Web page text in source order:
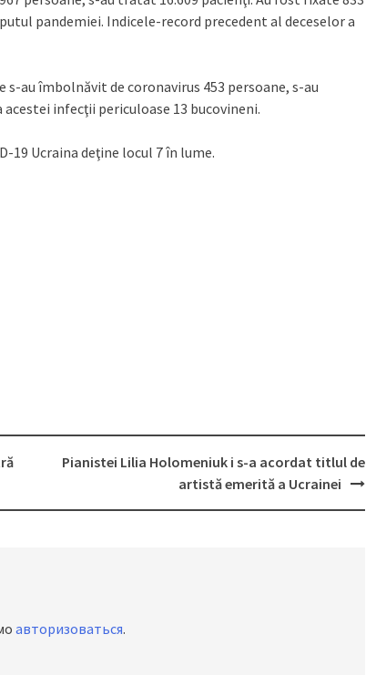
pandemiei. Indicele-record precedent al deceselor a
au îmbolnăvit de coronavirus 453 persoane, s-au
infecţii periculoase 13 bucovineni.
19 Ucraina deţine locul 7 în lume.
Pianistei Lilia Holomeniuk i s-a acordat titlul de
artistă emerită a Ucrainei
авторизоваться.